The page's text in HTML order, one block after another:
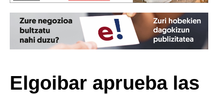
Elgoibar aprueba las